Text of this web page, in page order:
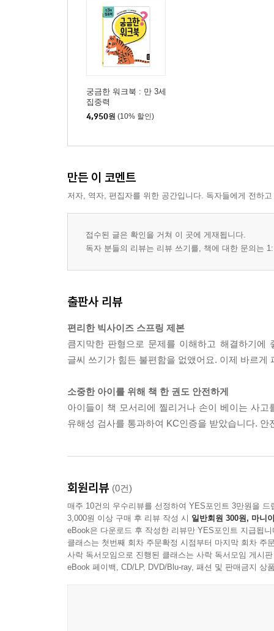
궁금한 워크북 : 만 3세
집중력
4,950원 (10% 할인)
만든 이 코멘트
저자, 역자, 편집자를 위한 공간입니다. 독자들에게 전하
접수된 글은 확인을 거쳐 이 곳에 게재됩니다.
독자 분들의 리뷰는 리뷰 쓰기를, 책에 대한 문의는
출판사 리뷰
편리한 빅사이즈 스프링 제본
큼지막한 판형으로 문제를 이해하고 해결하기
글씨 쓰기가 힘든 불편함을 없앴어요. 이제 바르게
소중한 아이를 위해 책 한 권도 안전하게
아이들이 책 모서리에 찔리거나 손이 베이는 사
유해성 검사를 통과하여 KC인증을 받았습니다.
회원리뷰 (0건)
매주 10건의 우수리뷰를 선정하여 YES포인트 3만원을 드
3,000원 이상 구매 후 리뷰 작성 시 일반회원 300원, 마니
eBook은 다운로드 후 작성한 리뷰만 YES포인트 지급됩니
클래스는 첫번째 회차 주문확정 시점부터 마지막 회차 주
사락 독서모임으로 진행된 클래스는 사락 독서모임 게시
eBook 페이백, CD/LP, DVD/Blu-ray, 패션 및 판매금지 상